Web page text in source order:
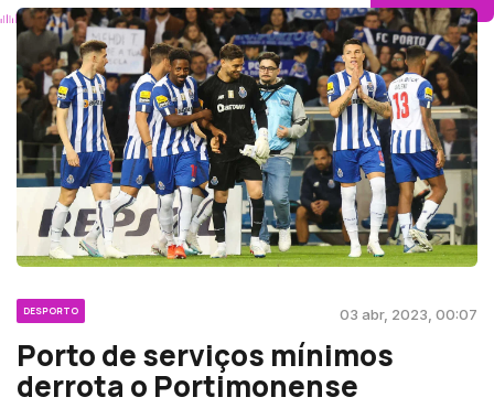
DESPORTO 03 abr, 2023, 00:07
Porto de serviços mínimos
derrota o Portimonense